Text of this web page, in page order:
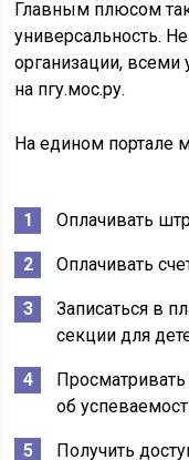
Главным плюсом
универсальность.
организации, всеми
на пгу.мос.ру.
На едином портале
Оплачивать
Оплачивать
Записаться в
секции для
об
Получить